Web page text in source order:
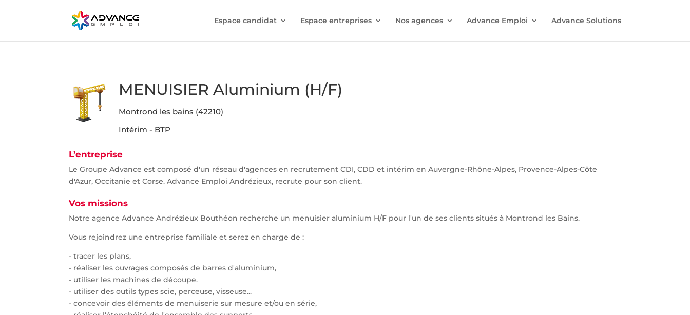
Espace candidat Espace entreprises Nos agences Advance Emploi Advance Solutions
MENUISIER Aluminium (H/F)
Montrond les bains (42210)
Intérim - BTP
L’entreprise
Le Groupe Advance est composé d'un réseau d'agences en recrutement CDI, CDD et intérim en Auvergne-Rhône-Alpes, Provence-Alpes-Côte
d'Azur, Occitanie et Corse. Advance Emploi Andrézieux, recrute pour son client.
Vos missions
Notre agence Advance Andrézieux Bouthéon recherche un menuisier aluminium H/F pour l'un de ses clients situés à Montrond les Bains.
Vous rejoindrez une entreprise familiale et serez en charge de :
- tracer les plans,
- réaliser les ouvrages composés de barres d'aluminium,
- utiliser les machines de découpe.
- utiliser des outils types scie, perceuse, visseuse...
- concevoir des éléments de menuiserie sur mesure et/ou en série,